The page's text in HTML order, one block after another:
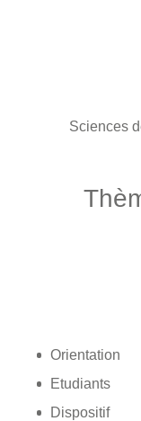
Sciences
Orientation
Etudiants
Dispositif